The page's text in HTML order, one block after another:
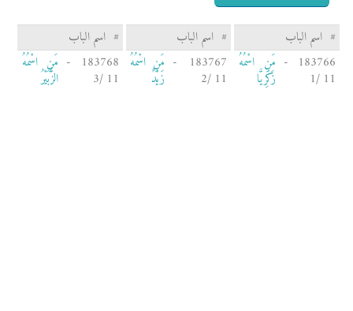
# اسم الباب # اسم الباب # اسم الباب
183766 -
11 /1
مَنِ اسْمُهُ
زَكَرِيَّا
183767 -
11 /2
مَنِ اسْمُهُ
زَيْدٌ
183768 -
11 /3
مَنِ اسْمُهُ
الزُّبَيْرُ